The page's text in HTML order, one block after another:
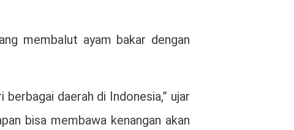
membalut ayam bakar dengan
daerah di Indonesia,” ujar
bisa membawa kenangan akan